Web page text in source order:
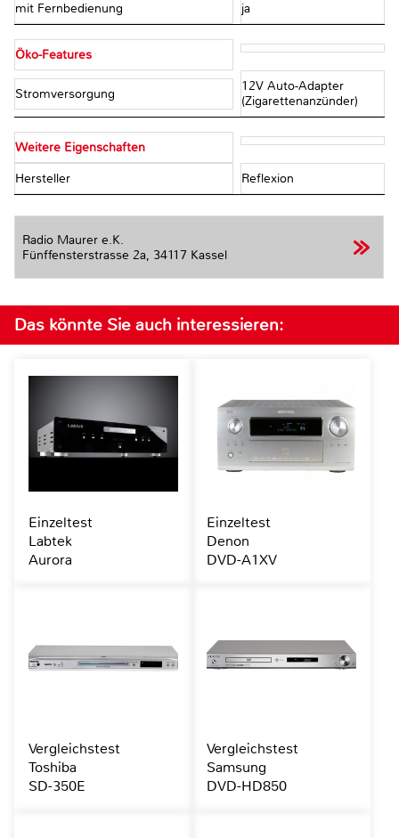
mit Fernbedienung ja
Öko-Features
Stromversorgung
12V Auto-Adapter
(Zigarettenanzünder)
Weitere Eigenschaften
Hersteller Reflexion
Radio Maurer e.K.
Fünffensterstrasse 2a, 34117 Kassel
Das könnte Sie auch interessieren:
Einzeltest
Labtek
Aurora
Einzeltest
Denon
DVD-A1XV
Vergleichstest
Toshiba
SD-350E
Vergleichstest
Samsung
DVD-HD850